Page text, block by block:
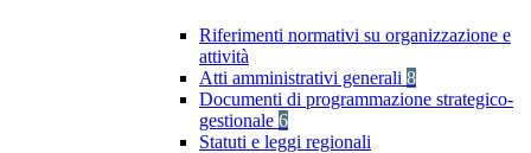
Riferimenti normativi su organizzazione e
attività
Atti amministrativi generali 8
Documenti di programmazione strategico-
gestionale 6
Statuti e leggi regionali